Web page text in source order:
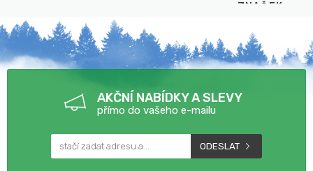
ZNAČEK
AKČNÍ NABÍDKY A SLEVY
přímo do vašeho e-mailu
ODESLAT